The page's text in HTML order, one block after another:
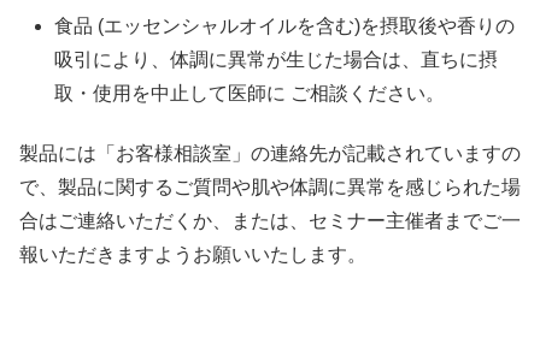
食品 (エッセンシャルオイルを含む)を摂取後や香りの
吸引により、体調に異常が生じた場合は、直ちに摂
取・使用を中止して医師に ご相談ください。
製品には「お客様相談室」の連絡先が記載されていますの
で、製品に関するご質問や肌や体調に異常を感じられた場
合はご連絡いただくか、または、セミナー主催者までご一
報いただきますようお願いいたします。